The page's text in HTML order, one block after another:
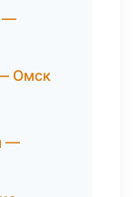
—
Омск
—